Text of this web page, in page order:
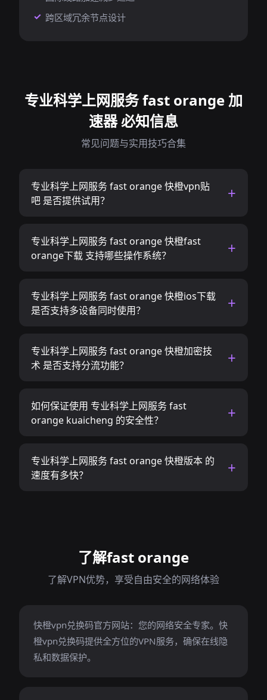
跨区域冗余节点设计
专业科学上网服务 fast orange 加
速器 必知信息
常见问题与实用技巧合集
专业科学上网服务 fast orange 快橙vpn贴
吧 是否提供试用？
专业科学上网服务 fast orange 快橙fast
orange下载 支持哪些操作系统？
专业科学上网服务 fast orange 快橙ios下载
是否支持多设备同时使用？
专业科学上网服务 fast orange 快橙加密技
术 是否支持分流功能？
如何保证使用 专业科学上网服务 fast
orange kuaicheng 的安全性？
专业科学上网服务 fast orange 快橙版本 的
速度有多快？
了解fast orange
了解VPN优势，享受自由安全的网络体验
快橙vpn兑换码官方网站：您的网络安全专家。快
橙vpn兑换码提供全方位的VPN服务，确保在线隐
私和数据保护。